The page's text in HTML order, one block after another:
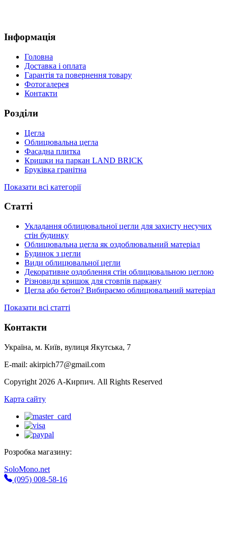
Інформація
Головна
Доставка і оплата
Гарантія та повернення товару
Фотогалерея
Контакти
Розділи
Цегла
Облицювальна цегла
Фасадна плитка
Кришки на паркан LAND BRICK
Бруківка гранітна
Показати всі категорії
Статті
Укладання облицювальної цегли для захисту несучих
стін будинку
Облицювальна цегла як оздоблювальний матеріал
Будинок з цегли
Види облицювальної цегли
Декоративне оздоблення стін облицювальною цеглою
Різновиди кришок для стовпів паркану
Цегла або бетон? Вибираємо облицювальний матеріал
Показати всі статті
Контакти
Україна, м. Київ, вулиця Якутська, 7
E-mail: akirpich77@gmail.com
Copyright 2026 А-Кирпич. All Rights Reserved
Карта сайту
Розробка магазину:
SoloMono.net
(095) 008-58-16